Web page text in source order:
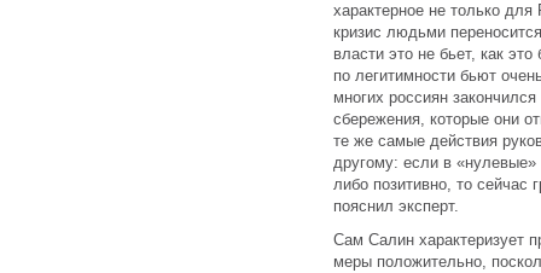
характерное не только
кризис людьми
власти это не бьет, как
по легитимности бьют
многих россиян
сбережения, которые они
те же самые действия
другому: если в
либо позитивно, то
пояснил эксперт.
Сам Салин характеризует
меры положительно,